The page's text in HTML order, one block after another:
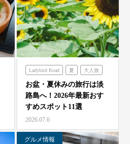
Ladybird Road 夏 大人旅
家族旅 フレンチの森
グランシャリオ
農家レストラン「陽・燦燦」
シェフガーデン
ニジゲンノモリ
お盆・夏休みの旅行は淡
路島へ！2026年最新おす
すめスポット11選
2026.07.6
グルメ情報